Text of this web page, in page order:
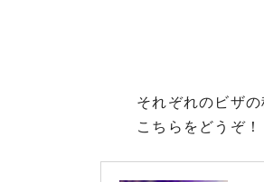
それぞれのビザ
こちらをどうぞ！